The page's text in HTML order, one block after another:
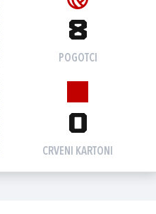
8
POGOTCI
0
CRVENI KARTONI